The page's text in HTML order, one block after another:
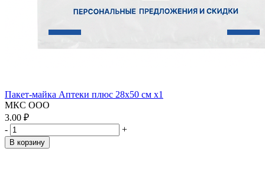
Пакет-майка Аптеки плюс 28х50 см x1
МКС ООО
3.00 ₽
-
+
В корзину